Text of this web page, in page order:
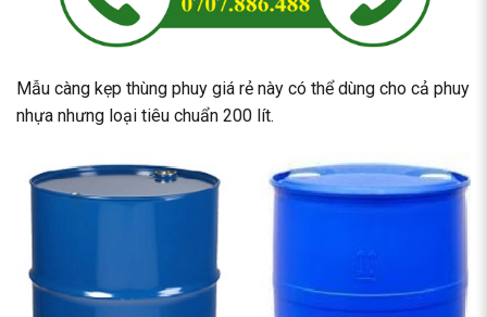
Mẫu càng kẹp thùng phuy giá rẻ này có thể dùng cho cả phuy
nhựa nhưng loại tiêu chuẩn 200 lít.